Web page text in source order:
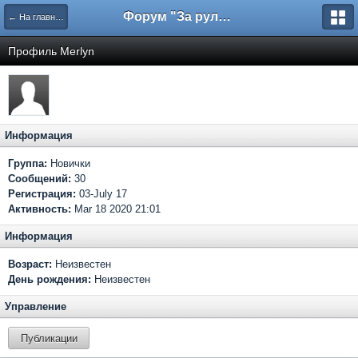
← На главную Форум "За рулем"
Профиль Merlyn
Информация
Группа: Новички
Сообщений: 30
Регистрация: 03-July 17
Активность: Mar 18 2020 21:01
Информация
Возраст: Неизвестен
День рождения: Неизвестен
Управление
Публикации